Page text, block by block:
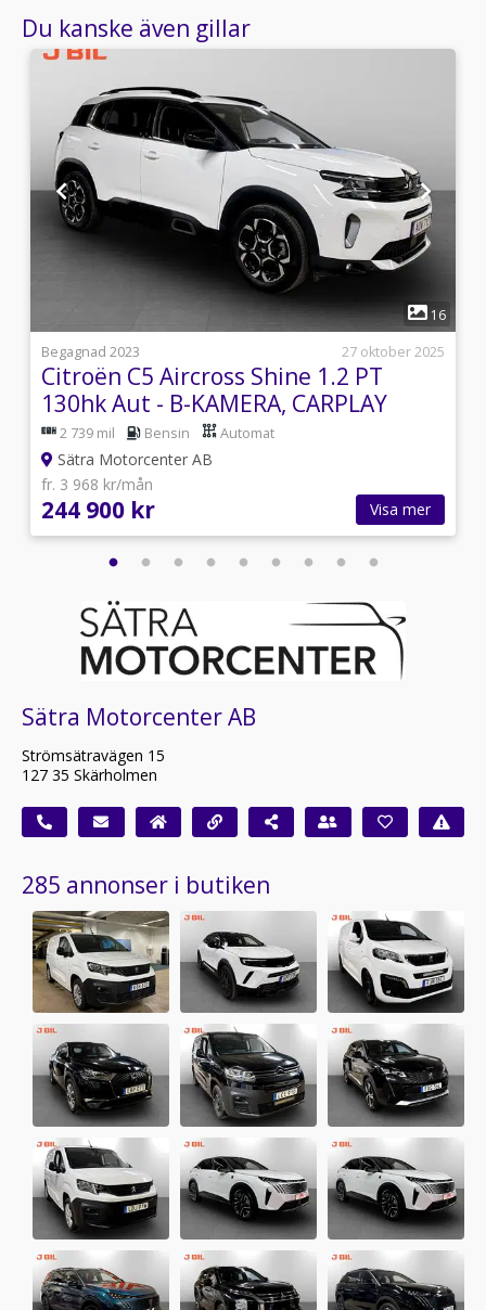
Du kanske även gillar
1
16
Begagnad 2023
27 oktober 2025
Citroën C5 Aircross Shine 1.2 PT
130hk Aut - B-KAMERA, CARPLAY
2 739 mil Bensin Automat
Sätra Motorcenter AB
fr. 3 968 kr/mån
244 900 kr Visa mer
Sätra Motorcenter AB
Strömsätravägen 15
127 35 Skärholmen
285 annonser i butiken